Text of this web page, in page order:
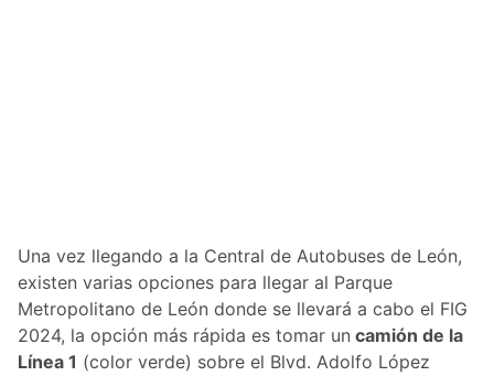
Una vez llegando a la Central de Autobuses de León,
existen varias opciones para llegar al Parque
Metropolitano de León donde se llevará a cabo el FIG
2024, la opción más rápida es tomar un camión de la
Línea 1 (color verde) sobre el Blvd. Adolfo López